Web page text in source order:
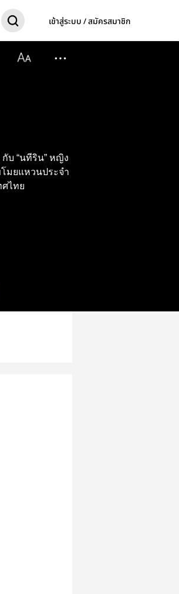
เข้าสู่ระบบ / สมัครสมาชิก
บ “นทีริน” หญิง
มยแหวนประจำ
ศไทย